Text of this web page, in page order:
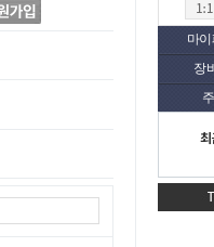
마
장